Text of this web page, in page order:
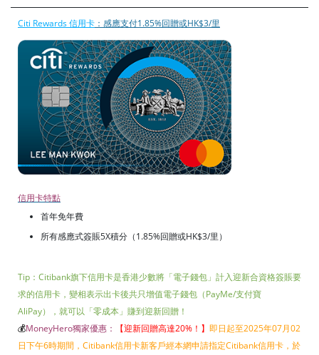
Citi Rewards 信用卡 ：感應支付1.85%回贈或HK$3/里
信用卡特點
首年免年費
所有感應式簽賬5X積分（1.85%回贈或HK$3/里）
Tip：Citibank旗下信用卡是香港少數將「電子錢包」計入迎新合資格簽賬要
求的信用卡，變相表示出卡後共只增值電子錢包（PayMe/支付寶
AliPay），就可以「零成本」賺到迎新回贈！
💰MoneyHero獨家優惠： 【迎新回贈高達20%！ 】 即日起至2025年07月02
日下午6時期間，Citibank信用卡新客戶經本網申請指定Citibank信用卡，於